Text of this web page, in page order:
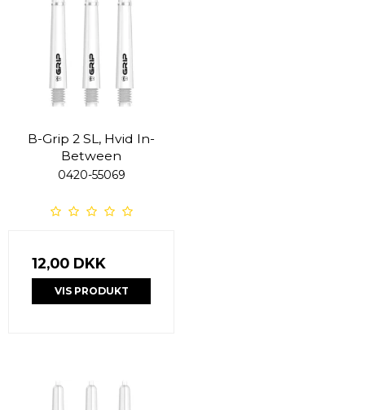
B-Grip 2 SL, Hvid In-
Between
0420-55069
12,00 DKK
VIS PRODUKT